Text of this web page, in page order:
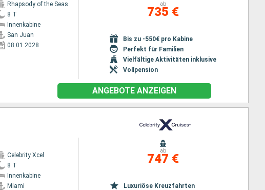
Rhapsody of the Seas
8 T
Innenkabine
San Juan
08.01.2028
ab
735 €
Bis zu -550€ pro Kabine
Perfekt für Familien
Vielfältige Aktivitäten inklusive
Vollpension
ANGEBOTE ANZEIGEN
Celebrity Xcel
8 T
Innenkabine
Miami
ab
747 €
Luxuriöse Kreuzfahrten